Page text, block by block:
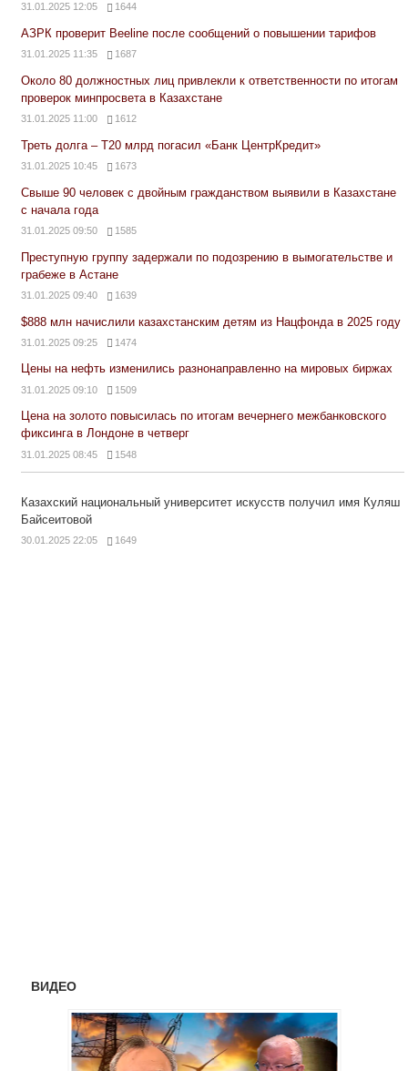
31.01.2025 12:05 1644
АЗРК проверит Beeline после сообщений о повышении тарифов
31.01.2025 11:35 1687
Около 80 должностных лиц привлекли к ответственности по итогам
проверок минпросвета в Казахстане
31.01.2025 11:00 1612
Треть долга – Т20 млрд погасил «Банк ЦентрКредит»
31.01.2025 10:45 1673
Свыше 90 человек с двойным гражданством выявили в Казахстане
с начала года
31.01.2025 09:50 1585
Преступную группу задержали по подозрению в вымогательстве и
грабеже в Астане
31.01.2025 09:40 1639
$888 млн начислили казахстанским детям из Нацфонда в 2025 году
31.01.2025 09:25 1474
Цены на нефть изменились разнонаправленно на мировых биржах
31.01.2025 09:10 1509
Цена на золото повысилась по итогам вечернего межбанковского
фиксинга в Лондоне в четверг
31.01.2025 08:45 1548
Казахский национальный университет искусств получил имя Куляш
Байсеитовой
30.01.2025 22:05 1649
ВИДЕО